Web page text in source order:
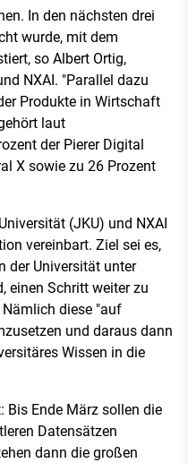
In den nächsten drei
wurde, mit dem
so Albert Ortig,
NXAI. "Parallel dazu
Produkte in Wirtschaft
laut
der Pierer Digital
X sowie zu 26 Prozent
(JKU) und NXAI
vereinbart. Ziel sei es,
der Universität unter
einen Schritt weiter zu
diese "auf
und daraus dann
Wissen in die
Ende März sollen die
Datensätzen
dann die großen